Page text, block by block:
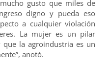
gusto que miles de
digno y pueda eso
a cualquier violación
La mujer es un pilar
la agroindustria es un
anotó.